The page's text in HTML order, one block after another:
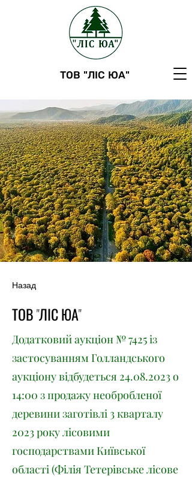
ТОВ "ЛІС ЮА"
Назад
ТОВ "ЛІС ЮА"
Додатковий аукціон № 7425 із
застосуванням Голландського
аукціону відбудеться 24.08.2023о
14:00 з продажу необробленої
деревини заготівлі 3 кварталу
2023 року лісовими
господарствами Київської
області (Філія Тетерівське лісове